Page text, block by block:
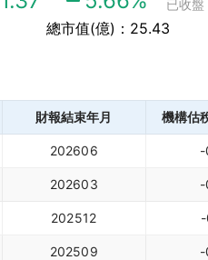
已收
總市值(億)：25.43
財報結束年月 機構估
202606 -
202603 -
202512
202509 -